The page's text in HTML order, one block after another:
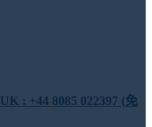
UK : +44 8085 022397 (免